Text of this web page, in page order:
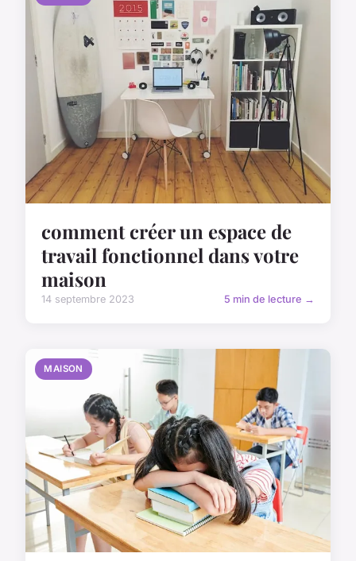
comment créer un espace de
travail fonctionnel dans votre
maison
14 septembre 2023 5 min de lecture →
MAISON